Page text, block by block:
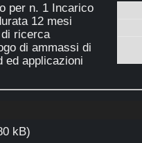
per n. 1 Incarico
12 mesi
ricerca
di ammassi di
ed applicazioni
kB)